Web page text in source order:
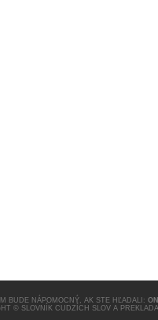
BUDE NÁPOMOCNÝ, AK STE HĽADALI:
© SLOVNÍK CUDZÍCH SLOV A